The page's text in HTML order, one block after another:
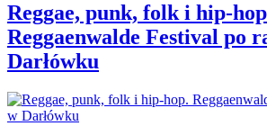
Reggae, punk, folk i hip-
Reggaenwalde Festival po
Darłówku